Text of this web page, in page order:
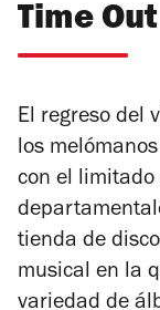
Time
El regreso del
los
con el limitado
tienda de
musical en la
variedad de